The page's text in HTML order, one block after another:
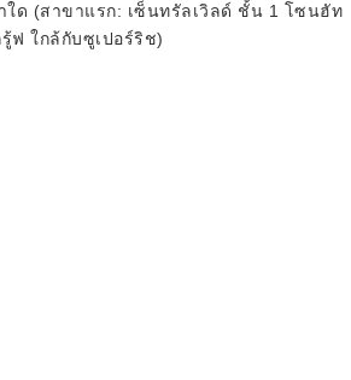
ใด (สาขาแรก: เซ็นทรัลเวิลด์ ชั้น 1 โซนฮัท
ฟ ใกล้กับซูเปอร์ริช)